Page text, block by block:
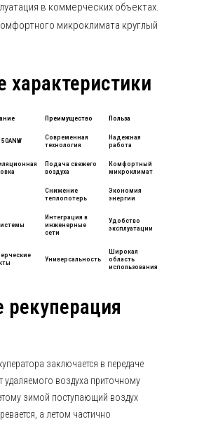
в коммерческих объектах.
микроклимата круглый
характеристики
Преимущество Польза
Современная
технология
Надежная
работа
Подача свежего
воздуха
Комфортный
микроклимат
Снижение
теплопотерь
Экономия
энергии
Интеграция в
инженерные
сети
Удобство
эксплуатации
Универсальность
Широкая
область
использования
рекуперация
заключается в передаче
удаляемого воздуха приточному
зимой поступающий воздух
а летом частично